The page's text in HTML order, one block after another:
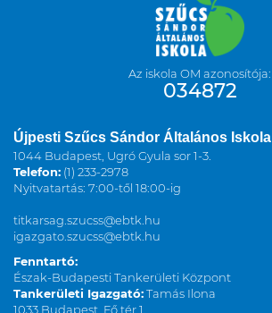
Az iskola OM azonosítója:
034872
Újpesti Szűcs Sándor Általános Iskola
1044 Budapest, Ugró Gyula sor 1-3.
Telefon: (1) 233-2978
Nyitvatartás: 7:00-től 18:00-ig
titkarsag.szucss@ebtk.hu
igazgato.szucss@ebtk.hu
Fenntartó:
Észak-Budapesti Tankerületi Központ
Tankerületi Igazgató:Tamás Ilona
1033 Budapest, Fő tér 1.